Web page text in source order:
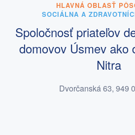
HLAVNÁ OBLASŤ
SOCIÁLNA A
Spoločnosť priateľov
domovov Úsmev ako
Nitra
Dvorčanská 63, 949